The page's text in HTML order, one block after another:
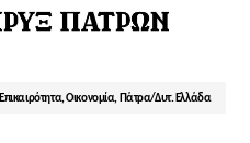
Επικαιρότητα,Οικονομία, Πάτρα/Δυτ. Ελλάδα